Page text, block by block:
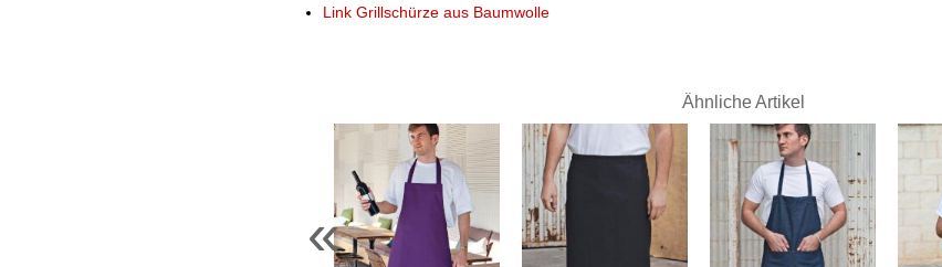
Link Grillschürze aus Baumwolle
Ähnliche Artikel
«